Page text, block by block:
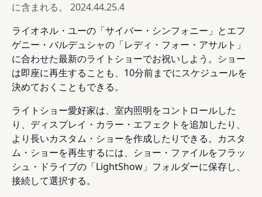
に含まれる。 2024.44.25.4
ライオネル・ユーの「サイバー・シンフォニー」とエフ
ゲニー・バルデュシャの「レディ・フォー・アサルト」
に合わせた最新のライトショーでお祝いしよう。ショー
は即座に再生することも、10分前までにスケジュールを
決めておくこともできる。
ライトショー愛好家は、室内照明をコントロールした
り、ディスプレイ・カラー・エフェクトを追加したり、
より長いカスタム・ショーを作成したりできる。カスタ
ム・ショーを再生するには、ショー・ファイルをフラッ
シュ・ドライブの「LightShow」フォルダーに保存し、
接続して選択する。